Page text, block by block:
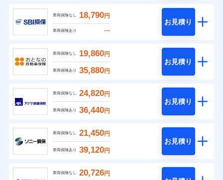
車両保険なし 18,790円
車両保険あり ---
お見積り
車両保険なし 19,860円
車両保険あり 35,880円
お見積り
車両保険なし 24,820円
車両保険あり 36,440円
お見積り
車両保険なし 21,450円
車両保険あり 39,120円
お見積り
車両保険なし 20,726円